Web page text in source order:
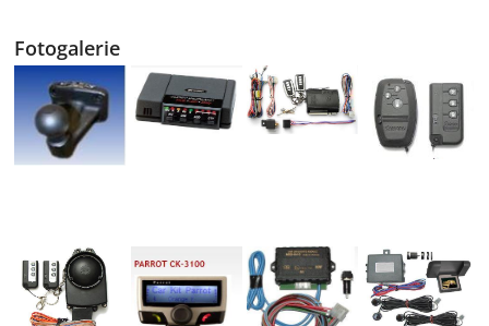
Fotogalerie